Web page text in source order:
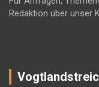
Redaktion über unser